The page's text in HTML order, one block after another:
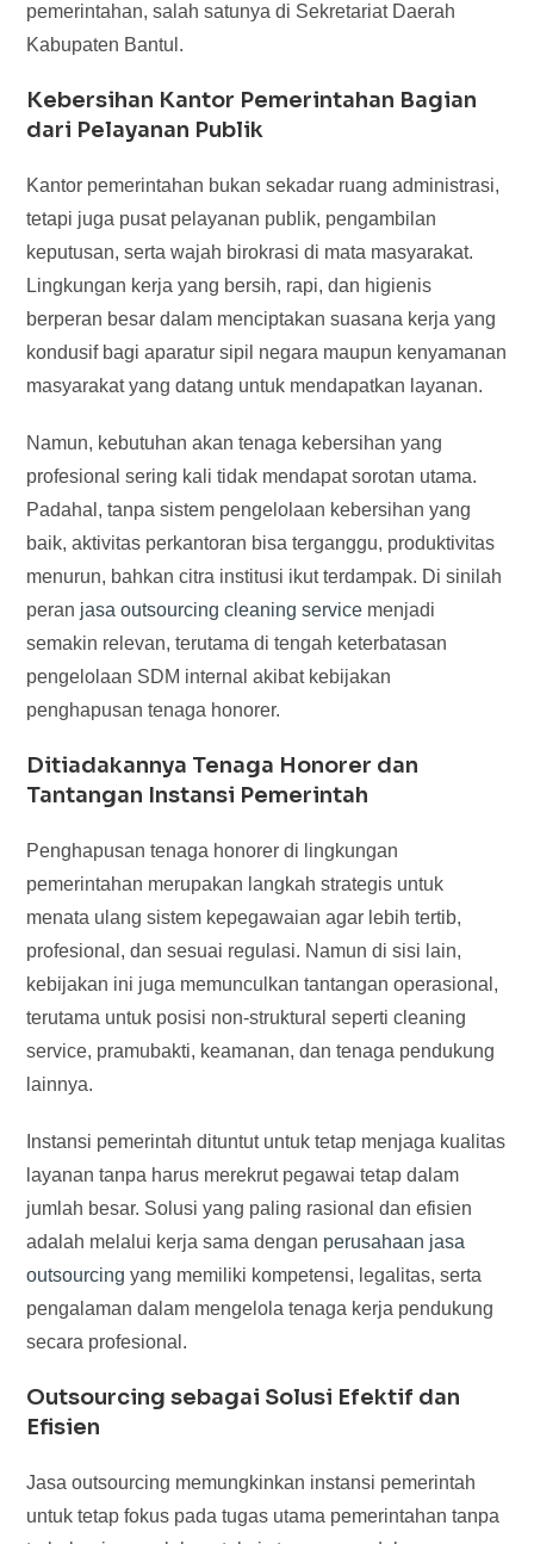
pemerintahan, salah satunya di Sekretariat Daerah
Kabupaten Bantul.
Kebersihan Kantor Pemerintahan Bagian
dari Pelayanan Publik
Kantor pemerintahan bukan sekadar ruang administrasi,
tetapi juga pusat pelayanan publik, pengambilan
keputusan, serta wajah birokrasi di mata masyarakat.
Lingkungan kerja yang bersih, rapi, dan higienis
berperan besar dalam menciptakan suasana kerja yang
kondusif bagi aparatur sipil negara maupun kenyamanan
masyarakat yang datang untuk mendapatkan layanan.
Namun, kebutuhan akan tenaga kebersihan yang
profesional sering kali tidak mendapat sorotan utama.
Padahal, tanpa sistem pengelolaan kebersihan yang
baik, aktivitas perkantoran bisa terganggu, produktivitas
menurun, bahkan citra institusi ikut terdampak. Di sinilah
peran jasa outsourcing cleaning service menjadi
semakin relevan, terutama di tengah keterbatasan
pengelolaan SDM internal akibat kebijakan
penghapusan tenaga honorer.
Ditiadakannya Tenaga Honorer dan
Tantangan Instansi Pemerintah
Penghapusan tenaga honorer di lingkungan
pemerintahan merupakan langkah strategis untuk
menata ulang sistem kepegawaian agar lebih tertib,
profesional, dan sesuai regulasi. Namun di sisi lain,
kebijakan ini juga memunculkan tantangan operasional,
terutama untuk posisi non-struktural seperti cleaning
service, pramubakti, keamanan, dan tenaga pendukung
lainnya.
Instansi pemerintah dituntut untuk tetap menjaga kualitas
layanan tanpa harus merekrut pegawai tetap dalam
jumlah besar. Solusi yang paling rasional dan efisien
adalah melalui kerja sama dengan perusahaan jasa
outsourcing yang memiliki kompetensi, legalitas, serta
pengalaman dalam mengelola tenaga kerja pendukung
secara profesional.
Outsourcing sebagai Solusi Efektif dan
Efisien
Jasa outsourcing memungkinkan instansi pemerintah
untuk tetap fokus pada tugas utama pemerintahan tanpa